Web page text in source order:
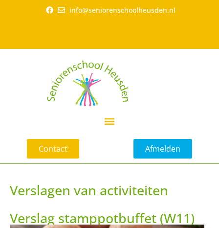
info@seniorenschoolheusden.nl
Contact Afmelden
Verslagen van activiteiten
Verslag stamppotbuffet (W11)